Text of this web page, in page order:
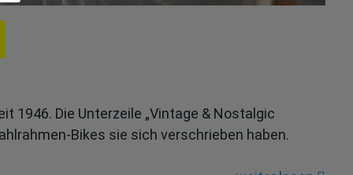
1946. Die Unterzeile „Vintage & Nostalgic
Bikes sie sich verschrieben haben.